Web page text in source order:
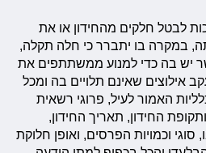
לבטל חלקים מהחידון או את
במקרה בו יתברר כי חלה תקלה,
יש בה כדי למנוע ממשתתפים את
אילוצים שאינם תלויים בה ומכל
האמור לעיל, פרוגי רשאית
החידון, תאריך החידון,
סוגי וכמויות הפרסים, ואופן חלוקת